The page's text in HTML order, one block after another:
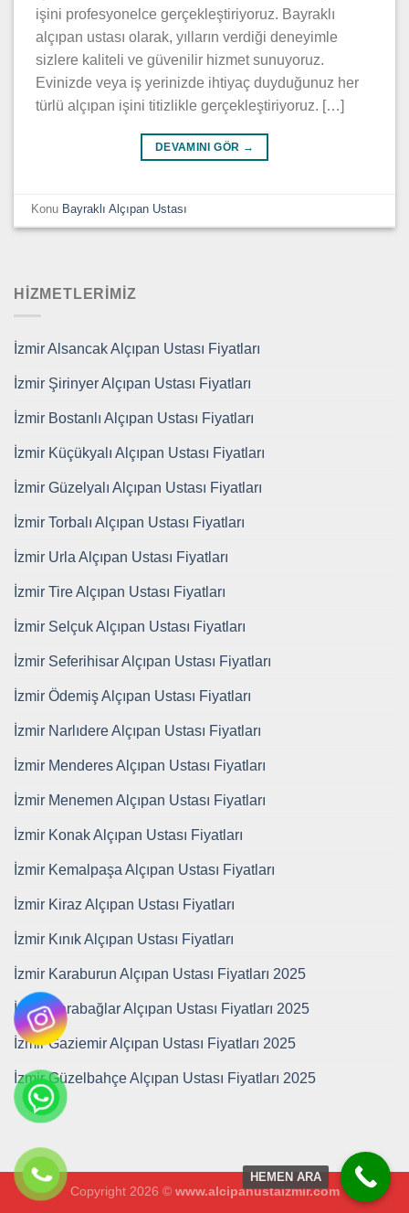
işini profesyonelce gerçekleştiriyoruz. Bayraklı
alçıpan ustası olarak, yılların verdiği deneyimle
sizlere kaliteli ve güvenilir hizmet sunuyoruz.
Evinizde veya iş yerinizde ihtiyaç duyduğunuz her
türlü alçıpan işini titizlikle gerçekleştiriyoruz. […]
DEVAMINI GÖR →
Konu Bayraklı Alçıpan Ustası
HIZMETLERIMIZ
İzmir Alsancak Alçıpan Ustası Fiyatları
İzmir Şirinyer Alçıpan Ustası Fiyatları
İzmir Bostanlı Alçıpan Ustası Fiyatları
İzmir Küçükyalı Alçıpan Ustası Fiyatları
İzmir Güzelyalı Alçıpan Ustası Fiyatları
İzmir Torbalı Alçıpan Ustası Fiyatları
İzmir Urla Alçıpan Ustası Fiyatları
İzmir Tire Alçıpan Ustası Fiyatları
İzmir Selçuk Alçıpan Ustası Fiyatları
İzmir Seferihisar Alçıpan Ustası Fiyatları
İzmir Ödemiş Alçıpan Ustası Fiyatları
İzmir Narlıdere Alçıpan Ustası Fiyatları
İzmir Menderes Alçıpan Ustası Fiyatları
İzmir Menemen Alçıpan Ustası Fiyatları
İzmir Konak Alçıpan Ustası Fiyatları
İzmir Kemalpaşa Alçıpan Ustası Fiyatları
İzmir Kiraz Alçıpan Ustası Fiyatları
İzmir Kınık Alçıpan Ustası Fiyatları
İzmir Karaburun Alçıpan Ustası Fiyatları 2025
İzmir Karabağlar Alçıpan Ustası Fiyatları 2025
İzmir Gaziemir Alçıpan Ustası Fiyatları 2025
İzmir Güzelbahçe Alçıpan Ustası Fiyatları 2025
Copyright 2026 © www.alcipanustaizmir.com
HEMEN ARA